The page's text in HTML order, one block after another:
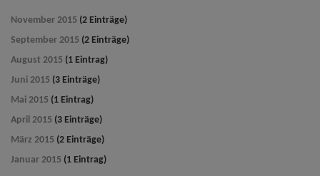
November 2015 (2 Einträge)
September 2015 (2 Einträge)
August 2015 (1 Eintrag)
Juni 2015 (3 Einträge)
Mai 2015 (1 Eintrag)
April 2015 (3 Einträge)
März 2015 (2 Einträge)
Januar 2015 (1 Eintrag)